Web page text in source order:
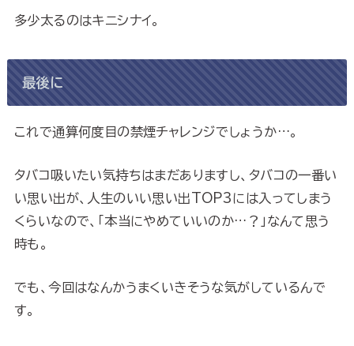
多少太るのはキニシナイ。
最後に
これで通算何度目の禁煙チャレンジでしょうか…。
タバコ吸いたい気持ちはまだありますし、タバコの一番い
い思い出が、人生のいい思い出TOP3には入ってしまう
くらいなので、「本当にやめていいのか…？」なんて思う
時も。
でも、今回はなんかうまくいきそうな気がしているんで
す。